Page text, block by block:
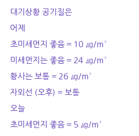
대기상황 공기질은
어제
초미세먼지 좋음 = 10 ㎍/m³
미세먼지는 좋음 = 24 ㎍/m³
황사는 보통 = 26 ㎍/m³
자외선 (오후) = 보통
오늘
초미세먼지 좋음 = 5 ㎍/m³